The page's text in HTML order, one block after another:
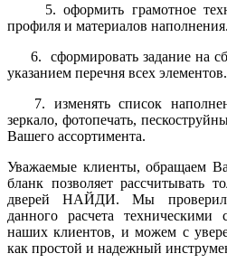
5. оформить грамотное
профиля и материалов наполнения.
6. сформировать задание на
указанием перечня всех элементов.
7. изменять список
зеркало, фотопечать,
Вашего ассортимента.
Уважаемые клиенты, обращаем
бланк позволяет рассчитывать
дверей НАЙДИ. Мы проверили
данного расчета техническими
наших клиентов, и можем с
как простой и надежный